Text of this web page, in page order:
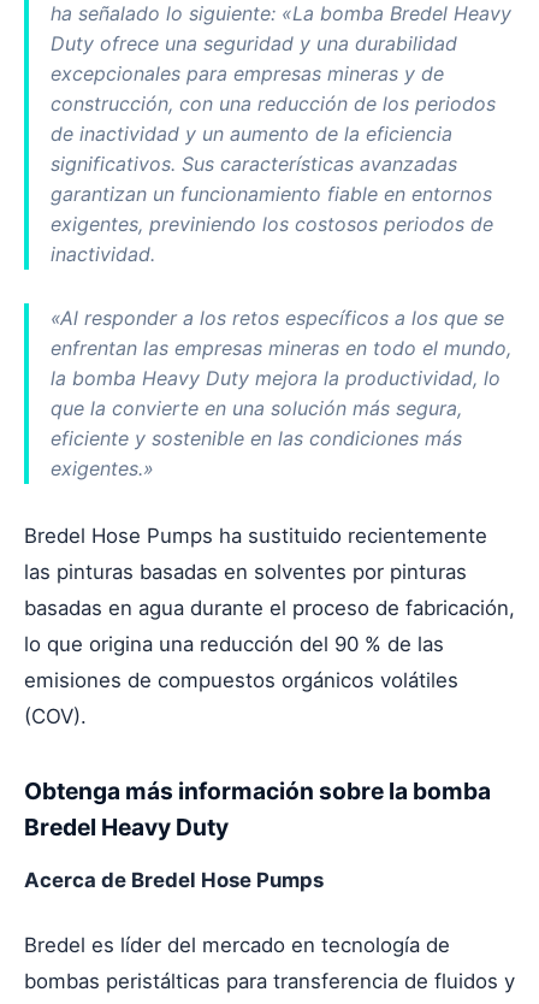
ha señalado lo siguiente: «La bomba Bredel Heavy
Duty ofrece una seguridad y una durabilidad
excepcionales para empresas mineras y de
construcción, con una reducción de los periodos
de inactividad y un aumento de la eficiencia
significativos. Sus características avanzadas
garantizan un funcionamiento fiable en entornos
exigentes, previniendo los costosos periodos de
inactividad.
«Al responder a los retos específicos a los que se
enfrentan las empresas mineras en todo el mundo,
la bomba Heavy Duty mejora la productividad, lo
que la convierte en una solución más segura,
eficiente y sostenible en las condiciones más
exigentes.»
Bredel Hose Pumps ha sustituido recientemente
las pinturas basadas en solventes por pinturas
basadas en agua durante el proceso de fabricación,
lo que origina una reducción del 90 % de las
emisiones de compuestos orgánicos volátiles
(COV).
Obtenga más información sobre la bomba
Bredel Heavy Duty
Acerca de Bredel Hose Pumps
Bredel es líder del mercado en tecnología de
bombas peristálticas para transferencia de fluidos y